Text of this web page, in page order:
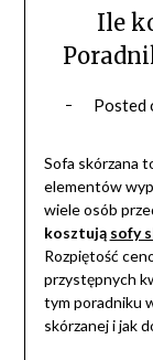
Ile
Posted
Sofa skórzana
elementów
wiele osób
kosztują sofy
Rozpiętość
przystępnych
tym poradniku
skórzanej i jak